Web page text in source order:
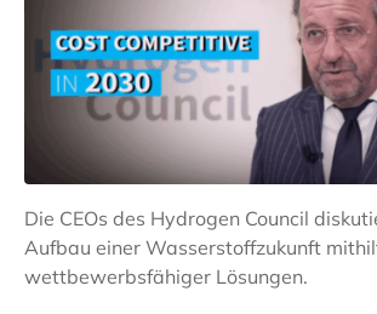
Die CEOs des Hydrogen Council
Aufbau einer Wasserstoffzukunft
wettbewerbsfähiger Lösungen.